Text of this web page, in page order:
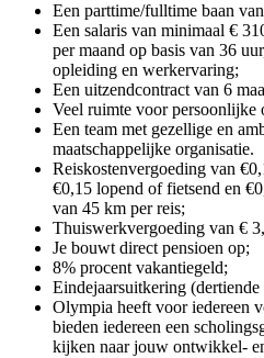
Een parttime/fulltime baan
Een salaris van minimaal €
per maand op basis van 36
opleiding en werkervaring;
Een uitzendcontract van 6
Veel ruimte voor persoonlijke
Een team met gezellige en
maatschappelijke organisatie.
Reiskostenvergoeding van
€0,15 lopend of fietsend en
van 45 km per reis;
Thuiswerkvergoeding van €
Je bouwt direct pensioen op;
8% procent vakantiegeld;
Eindejaarsuitkering (dertiende
Olympia heeft voor iedereen
bieden iedereen een
kijken naar jouw ontwikkel-